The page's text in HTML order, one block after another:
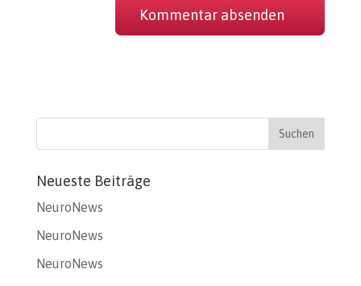
Neueste Beiträge
NeuroNews
NeuroNews
NeuroNews